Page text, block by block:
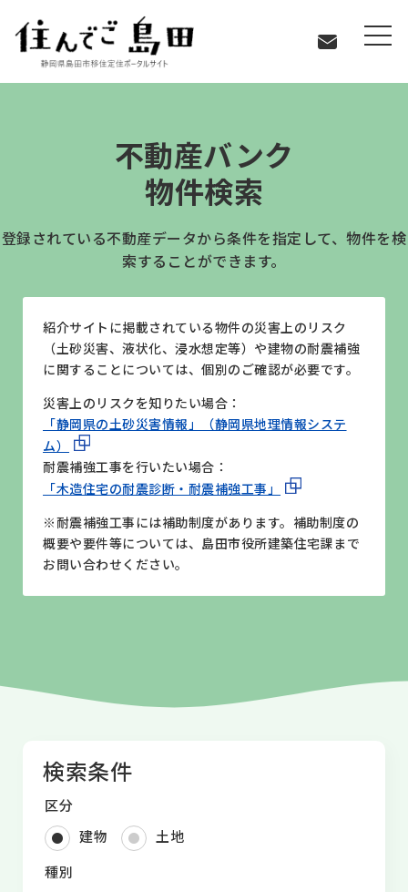
島田に住む 不動産バンク物件検索
不動産バンク
物件検索
登録されている不動産データから条件を指定して、物件を検
索することができます。
紹介サイトに掲載されている物件の災害上のリスク
（土砂災害、液状化、浸水想定等）や建物の耐震補強
に関することについては、個別のご確認が必要です。
災害上のリスクを知りたい場合：
「静岡県の土砂災害情報」（静岡県地理情報システ
ム）
耐震補強工事を行いたい場合：
「木造住宅の耐震診断・耐震補強工事」
※耐震補強工事には補助制度があります。補助制度の
概要や要件等については、島田市役所建築住宅課まで
お問い合わせください。
検索条件
区分
建物
土地
種別